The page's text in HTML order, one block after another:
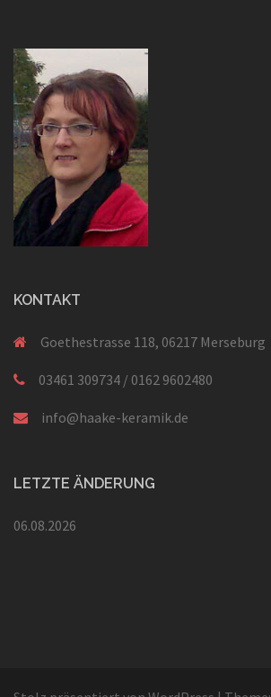
KONTAKT
Goethestrasse 118, 06217 Merseburg
03461 309734 / 0162 9602480
info@haake-keramik.de
LETZTE ÄNDERUNG
06.08.2026